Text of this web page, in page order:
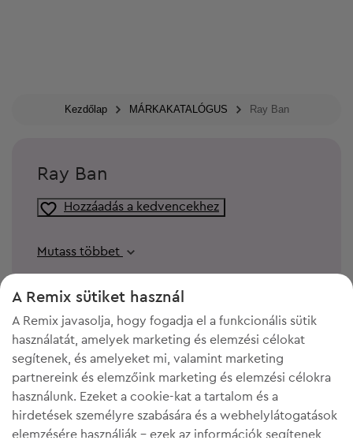
Kezdőlap MÁRKAKATALÓGUS Ray Ban
Ray Ban
Hozzáadás a kedvencekhez
Mutass többet
A Remix sütiket használ
A Remix javasolja, hogy fogadja el a funkcionális sütik
használatát, amelyek marketing és elemzési célokat
segítenek, és amelyeket mi, valamint marketing
partnereink és elemzőink marketing és elemzési célokra
használunk. Ezeket a cookie-kat a tartalom és a
hirdetések személyre szabására és a webhelylátogatások
elemzésére használják - ezek az információk segítenek